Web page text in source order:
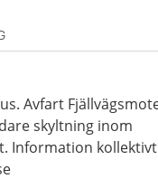
Avfart
skyltning inom
Information